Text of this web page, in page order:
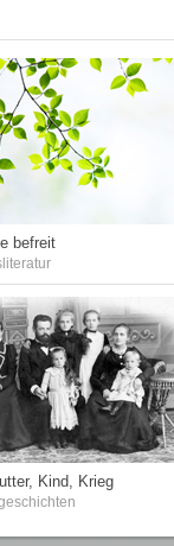
befreit
Kind, Krieg